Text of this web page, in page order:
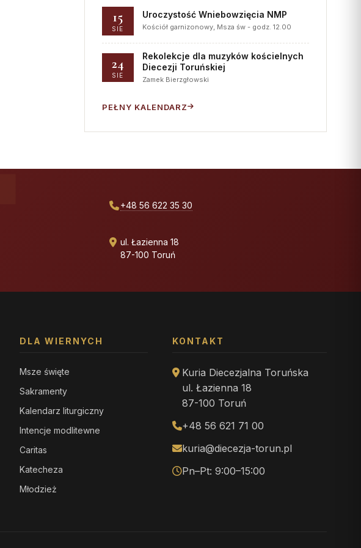
15
SIE
Uroczystość Wniebowzięcia NMP
Kościół garnizonowy, Msza św - godz. 12.00
24
SIE
Rekolekcje dla muzyków kościelnych
Diecezji Toruńskiej
Zamek Bierzgłowski
PEŁNY KALENDARZ
+48 56 622 35 30
ul. Łazienna 18
87-100 Toruń
DLA WIERNYCH
Msze święte
Sakramenty
Kalendarz liturgiczny
Intencje modlitewne
Caritas
Katecheza
Młodzież
KONTAKT
Kuria Diecezjalna Toruńska
ul. Łazienna 18
87-100 Toruń
+48 56 621 71 00
kuria@diecezja-torun.pl
Pn–Pt: 9:00–15:00